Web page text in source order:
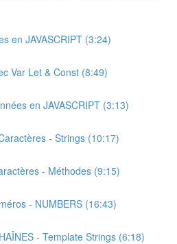
en JAVASCRIPT (3:24)
Var Let & Const (8:49)
en JAVASCRIPT (3:13)
- Strings (10:17)
- Méthodes (9:15)
- NUMBERS (16:43)
- Template Strings (6:18)